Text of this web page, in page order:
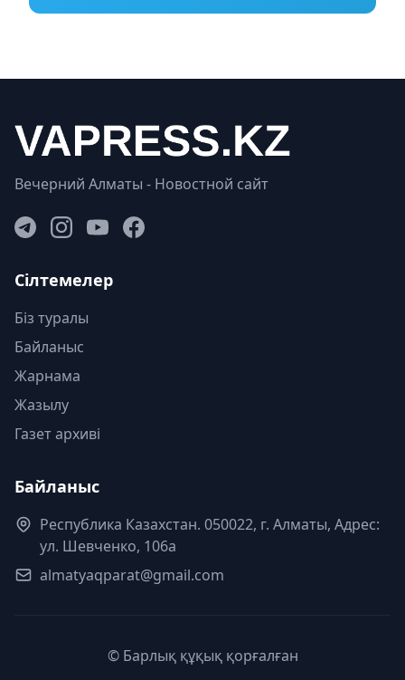
Вечерний Алматы - Новостной сайт
Сілтемелер
Біз туралы
Байланыс
Жарнама
Жазылу
Газет архиві
Байланыс
Республика Казахстан. 050022, г. Алматы, Адрес:
ул. Шевченко, 106а
almatyaqparat@gmail.com
© Барлық құқық қорғалған